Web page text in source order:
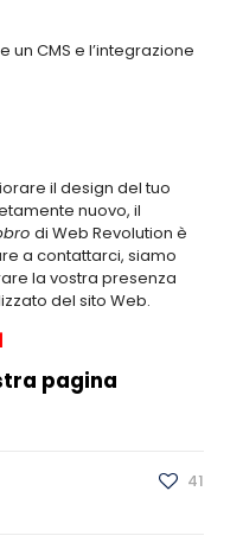
un CMS e l’integrazione
il design del tuo
nuovo, il
di Web Revolution è
a contattarci, siamo
la vostra presenza
del sito Web.
pagina
41